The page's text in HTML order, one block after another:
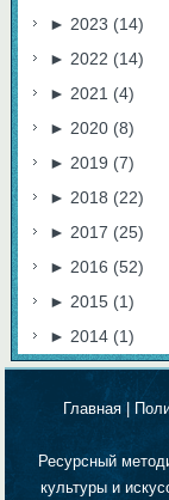
► 2023 (14)
► 2022 (14)
► 2021 (4)
► 2020 (8)
► 2019 (7)
► 2018 (22)
► 2017 (25)
► 2016 (52)
► 2015 (1)
► 2014 (1)
Главная |
Ресурсный
культуры и